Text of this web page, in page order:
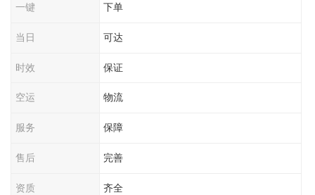
一键 下单
当日 可达
时效 保证
空运 物流
服务 保障
售后 完善
资质 齐全